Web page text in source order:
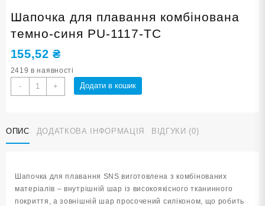
Шапочка для плавання комбінована
темно-синя PU-1117-ТС
155,52₴
2419 в наявності
-
Шапочка
для
темно-
синя
кількість
+ Додати в кошик
ОПИС ДОДАТКОВА ІНФОРМАЦІЯ ВІДГУКИ (0)
Шапочка для плавання SNS виготовлена з комбінованих
матеріалів – внутрішній шар із високоякісного тканинного
покриття, а зовнішній шар просочений силіконом, що робить